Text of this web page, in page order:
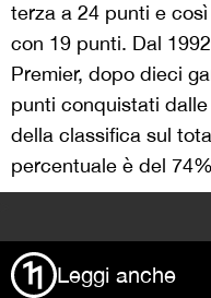
terza a 24 punti e
con 19 punti. Dal
Premier, dopo dieci
punti conquistati
della classifica sul
percentuale è del
Leggi anche